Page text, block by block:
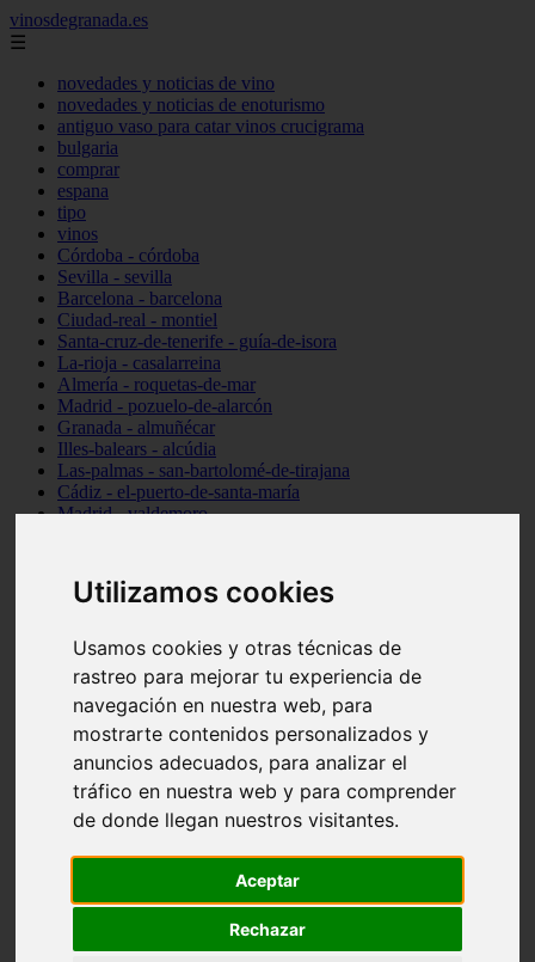
Utilizamos cookies
Usamos cookies y otras técnicas de
rastreo para mejorar tu experiencia de
navegación en nuestra web, para
mostrarte contenidos personalizados y
anuncios adecuados, para analizar el
tráfico en nuestra web y para comprender
de donde llegan nuestros visitantes.
Aceptar
Rechazar
vinosdegranada.es
☰
novedades y noticias de vino
novedades y noticias de enoturismo
antiguo vaso para catar vinos crucigrama
bulgaria
comprar
espana
tipo
vinos
Córdoba - córdoba
Sevilla - sevilla
Barcelona - barcelona
Ciudad-real - montiel
Santa-cruz-de-tenerife - guía-de-isora
La-rioja - casalarreina
Almería - roquetas-de-mar
Madrid - pozuelo-de-alarcón
Granada - almuñécar
Illes-balears - alcúdia
Las-palmas - san-bartolomé-de-tirajana
Cádiz - el-puerto-de-santa-maría
Madrid - valdemoro
Cantabria - suances
Sevilla - bormujos
Málaga - júzcar
Huesca - alquézar
Huesca - castejón-de-sos
Lleida - alt-àneu
Córdoba - almedinilla
Navarra - zangoza
Cantabria - arenas-de-iguña
Barcelona - la-pobla-de-lillet
Murcia - cartagena
Madrid - nuevo-baztán